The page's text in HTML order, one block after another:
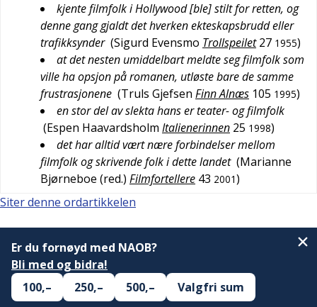
kjente filmfolk i Hollywood [ble] stilt for retten, og
denne gang gjaldt det hverken ekteskapsbrudd eller
trafikksynder (Sigurd Evensmo Trollspeilet 27 1955)
at det nesten umiddelbart meldte seg filmfolk som
ville ha opsjon på romanen, utløste bare de samme
frustrasjonene (Truls Gjefsen Finn Alnæs 105 1995)
en stor del av slekta hans er teater- og filmfolk
(Espen Haavardsholm Italienerinnen 25 1998)
det har alltid vært nære forbindelser mellom
filmfolk og skrivende folk i dette landet (Marianne
Bjørneboe (red.) Filmfortellere 43 2001)
Siter denne ordartikkelen
Er du fornøyd med NAOB?
Bli med og bidra!
100,–
250,– 500,– Valgfri sum